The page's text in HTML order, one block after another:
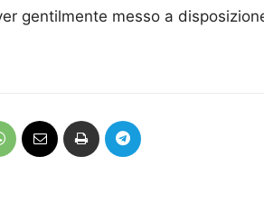
gentilmente messo a